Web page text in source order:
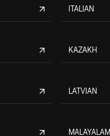
ITALIAN
KAZAKH
LATVIAN
MALAYALAM